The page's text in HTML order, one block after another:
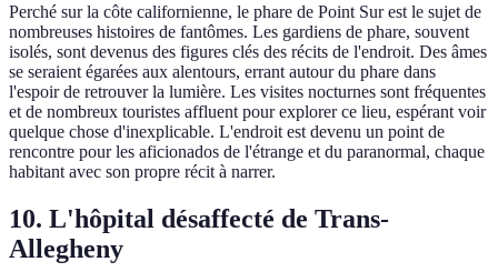
Perché sur la côte californienne, le phare de Point Sur est le sujet de
nombreuses histoires de fantômes. Les gardiens de phare, souvent
isolés, sont devenus des figures clés des récits de l'endroit. Des âmes
se seraient égarées aux alentours, errant autour du phare dans
l'espoir de retrouver la lumière. Les visites nocturnes sont fréquentes
et de nombreux touristes affluent pour explorer ce lieu, espérant voir
quelque chose d'inexplicable. L'endroit est devenu un point de
rencontre pour les aficionados de l'étrange et du paranormal, chaque
habitant avec son propre récit à narrer.
10. L'hôpital désaffecté de Trans-
Allegheny